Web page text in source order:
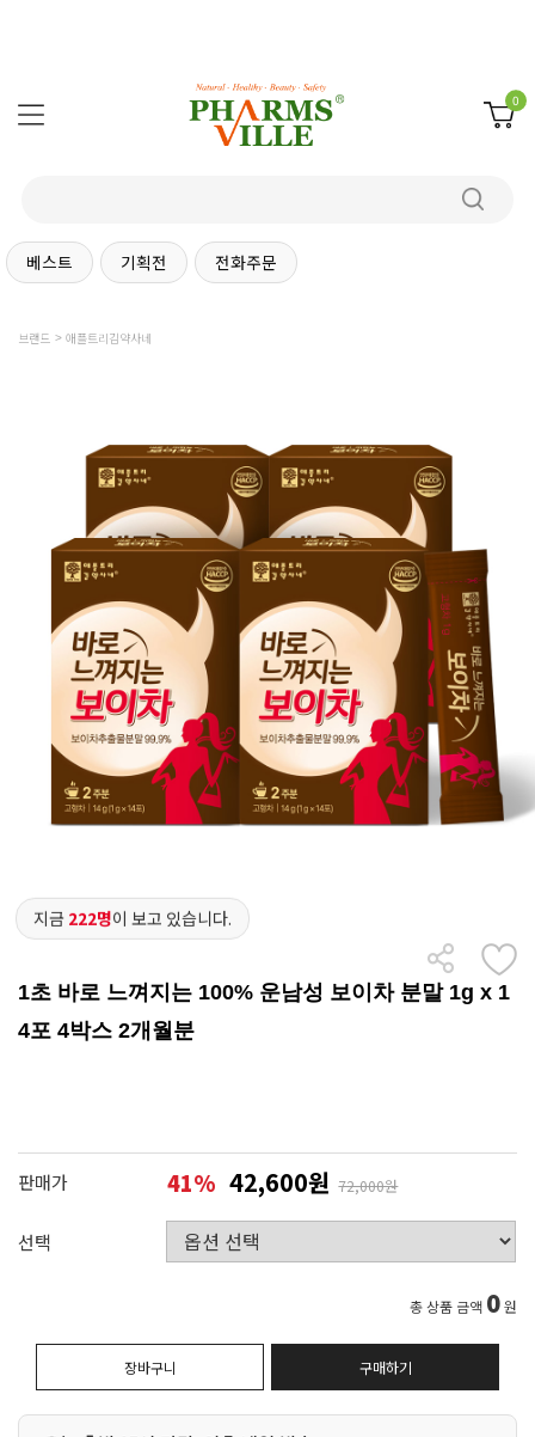
0
베스트 기획전 전화주문
브랜드 애플트리김약사네
지금 222명이 보고 있습니다.
1초 바로 느껴지는 100% 운남성 보이차 분말 1g x 1
4포 4박스 2개월분
판매가 41% 42,600원 72,000원
선택
총 상품 금액 0원
장바구니 구매하기